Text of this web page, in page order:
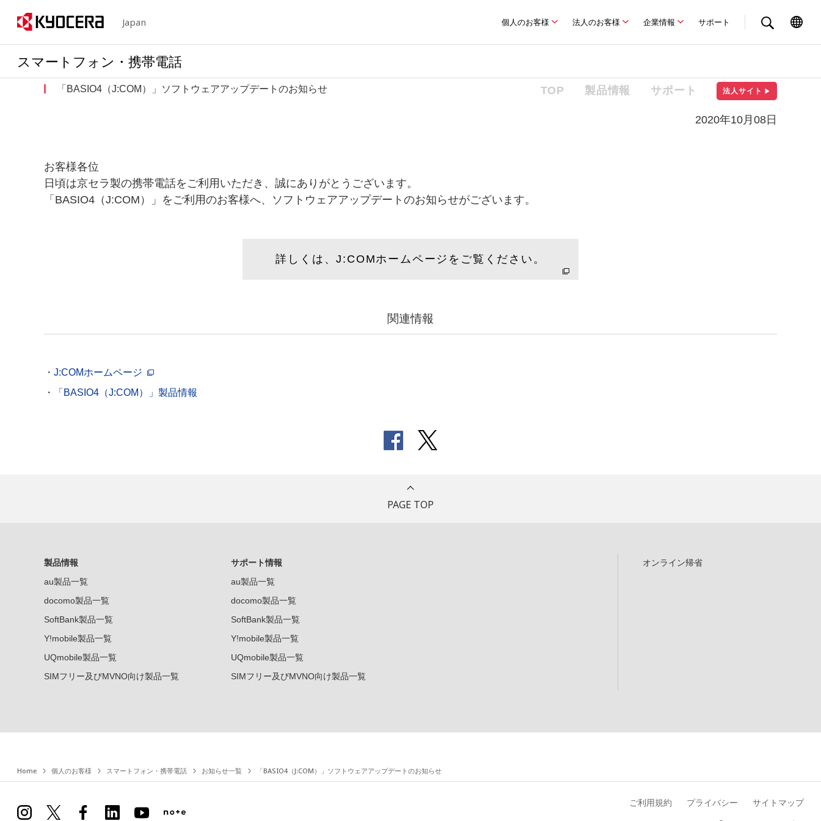
Japan 個人のお客様 法人のお客様 企業情報 サポート
スマートフォン・携帯電話
TOP 製品情報 サポート 法人サイト ▶
「BASIO4（J:COM）」ソフトウェアアップデートのお知らせ
2020年10月08日
お客様各位
日頃は京セラ製の携帯電話をご利用いただき、誠にありがとうございます。
「BASIO4（J:COM）」をご利用のお客様へ、ソフトウェアアップデートのお知らせがございます。
詳しくは、J:COMホームページをご覧ください。
関連情報
J:COMホームページ
「BASIO4（J:COM）」製品情報
PAGE TOP
製品情報
au製品一覧
docomo製品一覧
SoftBank製品一覧
Y!mobile製品一覧
UQmobile製品一覧
SIMフリー及びMVNO向け製品一覧
サポート情報
au製品一覧
docomo製品一覧
SoftBank製品一覧
Y!mobile製品一覧
UQmobile製品一覧
SIMフリー及びMVNO向け製品一覧
オンライン帰省
Home 個人のお客様 スマートフォン・携帯電話 お知らせ一覧 「BASIO4（J:COM）」ソフトウェアアップデートのお知らせ
ご利用規約 プライバシー サイトマップ